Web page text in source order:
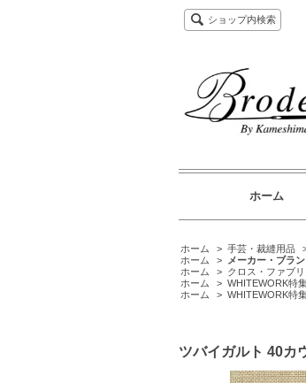
ショップ内検索
ホーム
ホーム > 手芸・裁縫用品
ホーム
> メーカー・ブラン
ホーム
> クロス・ファブリ
ホーム
> WHITEWORK特
ホーム
> WHITEWORK特
ツバイガルト 40カ